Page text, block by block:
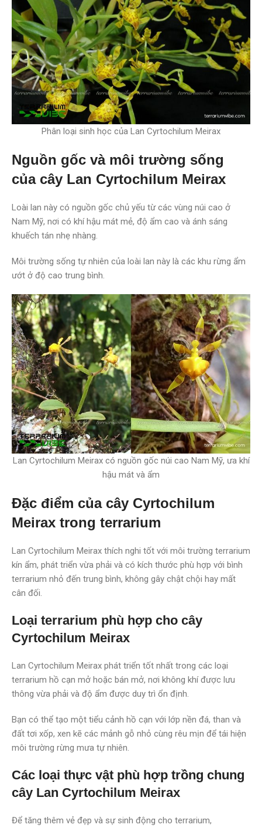
Phân loại sinh học của Lan Cyrtochilum Meirax
Nguồn gốc và môi trường sống
của cây Lan Cyrtochilum Meirax
Loài lan này có nguồn gốc chủ yếu từ các vùng núi cao ở
Nam Mỹ, nơi có khí hậu mát mẻ, độ ẩm cao và ánh sáng
khuếch tán nhẹ nhàng.
Môi trường sống tự nhiên của loài lan này là các khu rừng ẩm
ướt ở độ cao trung bình.
Lan Cyrtochilum Meirax có nguồn gốc núi cao Nam Mỹ, ưa khí
hậu mát và ẩm
Đặc điểm của cây Cyrtochilum
Meirax trong terrarium
Lan Cyrtochilum Meirax thích nghi tốt với môi trường terrarium
kín ẩm, phát triển vừa phải và có kích thước phù hợp với bình
terrarium nhỏ đến trung bình, không gây chật chội hay mất
cân đối.
Loại terrarium phù hợp cho cây
Cyrtochilum Meirax
Lan Cyrtochilum Meirax phát triển tốt nhất trong các loại
terrarium hồ cạn mở hoặc bán mở, nơi không khí được lưu
thông vừa phải và độ ẩm được duy trì ổn định.
Bạn có thể tạo một tiểu cảnh hồ cạn với lớp nền đá, than và
đất tơi xốp, xen kẽ các mảnh gỗ nhỏ cùng rêu mịn để tái hiện
môi trường rừng mưa tự nhiên.
Các loại thực vật phù hợp trồng chung
cây Lan Cyrtochilum Meirax
Để tăng thêm vẻ đẹp và sự sinh động cho terrarium,